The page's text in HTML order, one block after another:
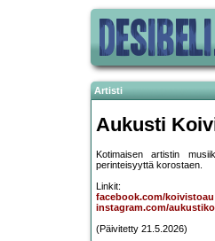
Artisti
Aukusti
Kotimaisen artistin
perinteisyyttä korostaen.
Linkit:
facebook.com/koivistoau
instagram.com/
(Päivitetty 21.5.2026)